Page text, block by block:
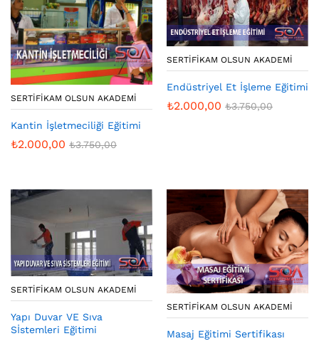
SERTIFIKAM OLSUN AKADEMI
Kantin İşletmeciliği Eğitimi
₺2.000,00 ₺3.750,00
SERTIFIKAM OLSUN AKADEMI
Endüstriyel Et İşleme Eğitimi
₺2.000,00 ₺3.750,00
SERTIFIKAM OLSUN AKADEMI
Yapı Duvar VE Sıva
Sİstemleri Eğitimi
SERTIFIKAM OLSUN AKADEMI
Masaj Eğitimi Sertifikası